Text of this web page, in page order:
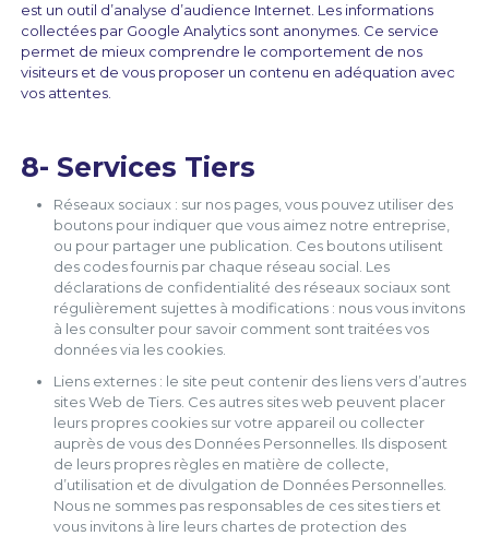
est un outil d’analyse d’audience Internet. Les informations
collectées par Google Analytics sont anonymes. Ce service
permet de mieux comprendre le comportement de nos
visiteurs et de vous proposer un contenu en adéquation avec
vos attentes.
8- Services Tiers
Réseaux sociaux : sur nos pages, vous pouvez utiliser des
boutons pour indiquer que vous aimez notre entreprise,
ou pour partager une publication. Ces boutons utilisent
des codes fournis par chaque réseau social. Les
déclarations de confidentialité des réseaux sociaux sont
régulièrement sujettes à modifications : nous vous invitons
à les consulter pour savoir comment sont traitées vos
données via les cookies.
Liens externes : le site peut contenir des liens vers d’autres
sites Web de Tiers. Ces autres sites web peuvent placer
leurs propres cookies sur votre appareil ou collecter
auprès de vous des Données Personnelles. Ils disposent
de leurs propres règles en matière de collecte,
d’utilisation et de divulgation de Données Personnelles.
Nous ne sommes pas responsables de ces sites tiers et
vous invitons à lire leurs chartes de protection des